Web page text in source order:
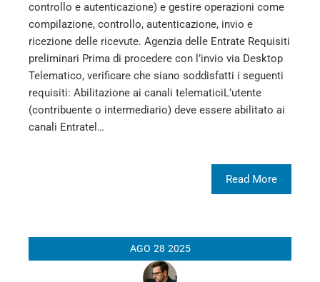
controllo e autenticazione) e gestire operazioni come
compilazione, controllo, autenticazione, invio e
ricezione delle ricevute. Agenzia delle Entrate Requisiti
preliminari Prima di procedere con l’invio via Desktop
Telematico, verificare che siano soddisfatti i seguenti
requisiti: Abilitazione ai canali telematiciL’utente
(contribuente o intermediario) deve essere abilitato ai
canali Entratel…
Read More
AGO 28 2025